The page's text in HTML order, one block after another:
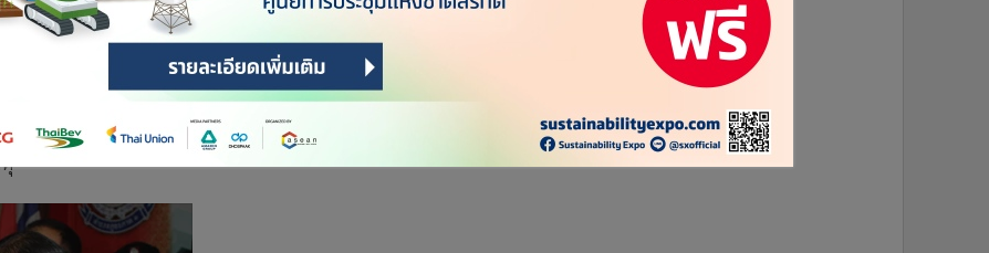
ที่ตำรวจโดยเร็วที่สุด จะมีรางวัลให้ 10,000 บาท และไม่ถูก
บิดเบือน อาวุธปืนดังกล่าวนั้นอาจเป็นของคนที่รู้จักกับนายมั่น
จก็ตั้งข้อสังเกตไว้ และก็เป็นไปได้เช่นกัน ซึ่งจะเรียกนายมั่นมาส